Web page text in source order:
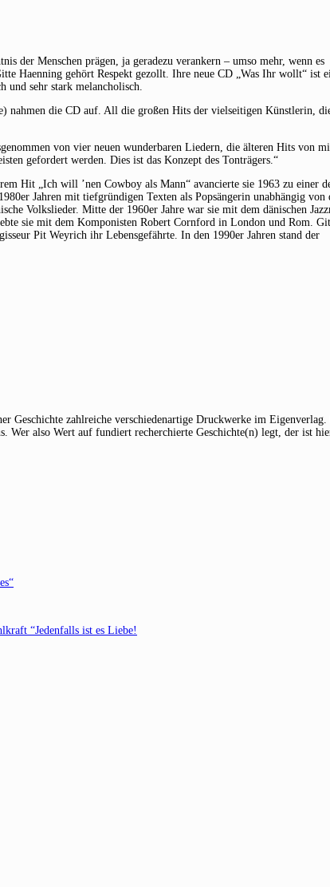
der Menschen prägen, ja geradezu verankern – umso mehr, wenn es
Haenning gehört Respekt gezollt. Ihre neue CD „Was Ihr wollt“ ist
sehr stark melancholisch.
nahmen die CD auf. All die großen Hits der vielseitigen Künstlerin,
von vier neuen wunderbaren Liedern, die älteren Hits von
gefordert werden. Dies ist das Konzept des Tonträgers.“
Hit „Ich will ’nen Cowboy als Mann“ avancierte sie 1963 zu einer
Jahren mit tiefgründigen Texten als Popsängerin unabhängig von
Volkslieder. Mitte der 1960er Jahre war sie mit dem dänischen
sie mit dem Komponisten Robert Cornford in London und Rom.
Pit Weyrich ihr Lebensgefährte. In den 1990er Jahren stand der
Geschichte zahlreiche verschiedenartige Druckwerke im
Wer also Wert auf fundiert recherchierte Geschichte(n) legt, der ist
“Jedenfalls ist es Liebe!